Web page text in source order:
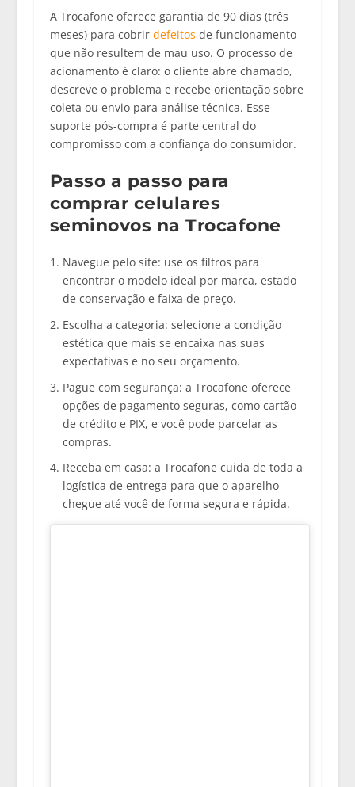
A Trocafone oferece garantia de 90 dias (três
meses)para cobrir defeitos de funcionamento
que não resultem de mau uso. O processo de
acionamento é claro: o cliente abre chamado,
descreve o problema e recebe orientação sobre
coleta ou envio para análise técnica. Esse
suporte pós-compra é parte central do
compromisso com a confiança do consumidor.
Passo a passo para
comprar celulares
seminovos na Trocafone
Navegue pelo site: use os filtros para
encontrar o modelo ideal por marca, estado
de conservação e faixa de preço.
Escolha a categoria: selecione a condição
estética que mais se encaixa nas suas
expectativas e no seu orçamento.
Pague com segurança: a Trocafone oferece
opções de pagamento seguras, como cartão
de crédito e PIX, e você pode parcelar as
compras.
Receba em casa: a Trocafone cuida de toda a
logística de entrega para que o aparelho
chegue até você de forma segura e rápida.